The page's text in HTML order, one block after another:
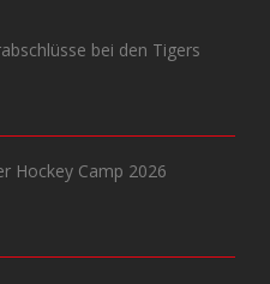
bei den Tigers
Hockey Camp 2026